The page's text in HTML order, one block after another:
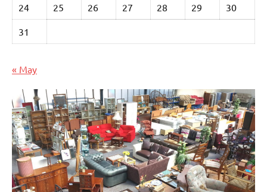
24 25 26 27 28 29 30
31
« May